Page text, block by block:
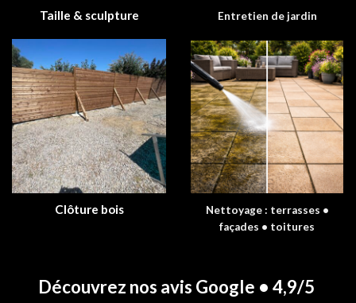
Taille & sculpture
Clôture bois
Entretien de jardin
Nettoyage : terrasses •
façades • toitures
Découvrez nos avis Google • 4,9/5